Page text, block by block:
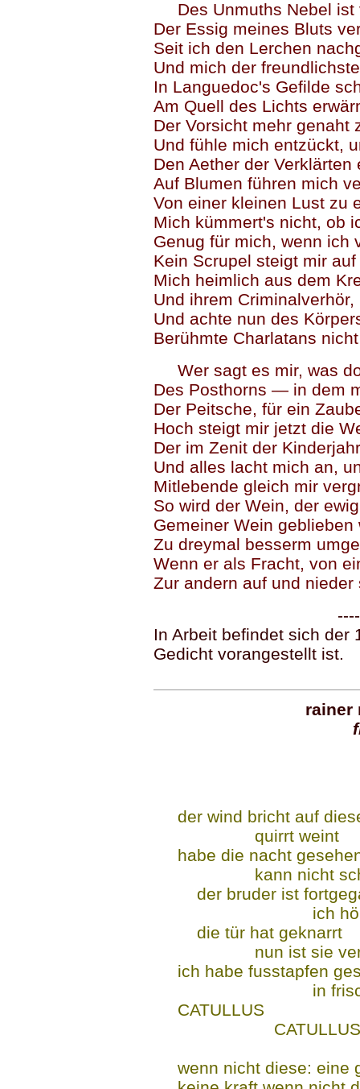
Des Unmuths Nebel ist
Der Essig meines Bluts
Seit ich den Lerchen
Und mich der
In Languedoc's Gefilde
Am Quell des Lichts
Der Vorsicht mehr genaht
Und fühle mich entzückt,
Den Aether der Verklärten
Auf Blumen führen mich
Von einer kleinen Lust zu
Mich kümmert's nicht, ob
Genug für mich, wenn ich
Kein Scrupel steigt mir
Mich heimlich aus dem
Und ihrem Criminalverhör,
Und achte nun des
Berühmte Charlatans
Wer sagt es mir, was
Des Posthorns — in dem
Der Peitsche, für ein
Hoch steigt mir jetzt die
Der im Zenit der
Und alles lacht mich an,
Mitlebende gleich mir
So wird der Wein, der
Gemeiner Wein geblieben
Zu dreymal besserm
Wenn er als Fracht, von
Zur andern auf und nieder
In Arbeit befindet sich der
Gedicht vorangestellt ist.
rainer
der wind bricht auf
quirrt weint
habe die nacht
kann nicht
der bruder ist
ich
die tür hat geknarrt
nun ist sie
ich habe fusstapfen
in frischer
CATULLUS
wenn nicht diese: eine